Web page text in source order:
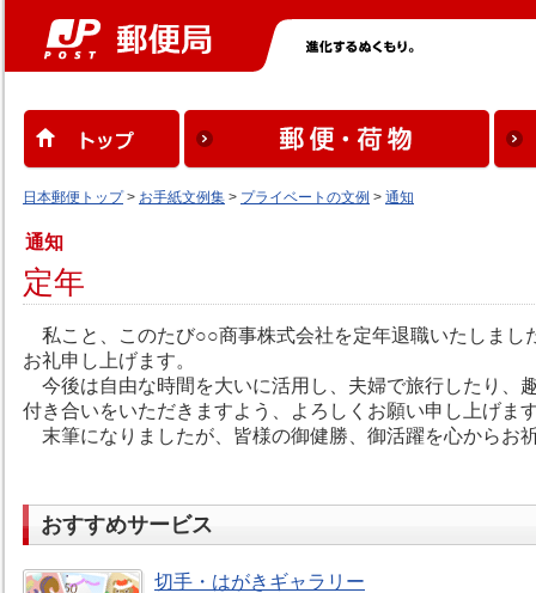
日本郵便トップ> お手紙文例集 > プライベートの文例 > 通知
通知
定年
私こと、このたび○○商事株式会社を定年退職いたしま
お礼申し上げます。
今後は自由な時間を大いに活用し、夫婦で旅行したり、
付き合いをいただきますよう、よろしくお願い申し上げま
末筆になりましたが、皆様の御健勝、御活躍を心からお
おすすめサービス
切手・はがきギャラリー